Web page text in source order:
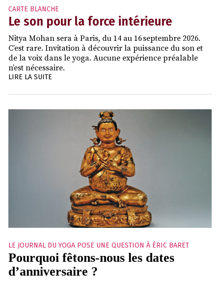
CARTE BLANCHE
Le son pour la force intérieure
Nitya Mohan sera à Paris, du 14 au 16 septembre 2026.
C’est rare. Invitation à découvrir la puissance du son et
de la voix dans le yoga. Aucune expérience préalable
n’est nécessaire.
LIRE LA SUITE
LE JOURNAL DU YOGA POSE UNE QUESTION À ÉRIC BARET
Pourquoi fêtons-nous les dates
d’anniversaire ?